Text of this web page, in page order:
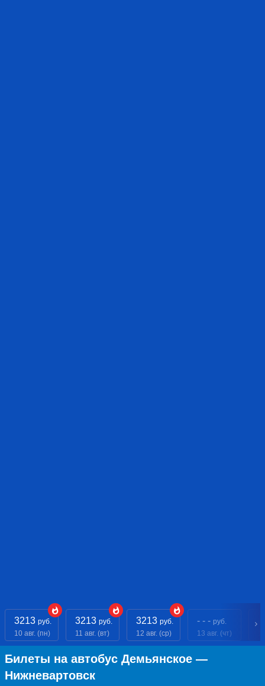
3213 руб.
10 авг. (пн)
3213 руб.
11 авг. (вт)
3213 руб.
12 авг. (ср)
- - - руб.
13 авг. (чт)
Билеты на автобус Демьянское —
Нижневартовск